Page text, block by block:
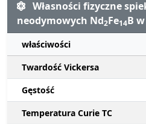
Własności fizyczne
neodymowych Nd2Fe14B
właściwości
Twardość Vickersa
Gęstość
Temperatura Curie TC